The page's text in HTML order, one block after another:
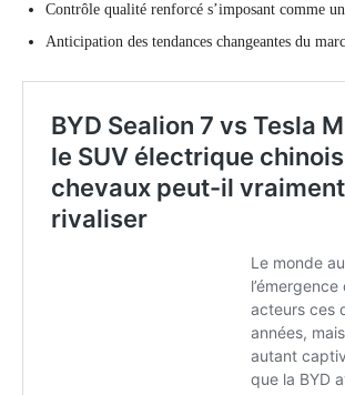
Contrôle qualité renforcé s’imposant comme
Anticipation des tendances changeantes du